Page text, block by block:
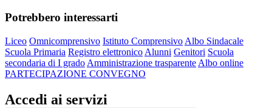
Potrebbero interessarti
Liceo Omnicomprensivo Istituto Comprensivo Albo Sindacale
Scuola Primaria Registro elettronico Alunni Genitori Scuola
secondaria di I grado Amministrazione trasparente Albo online
PARTECIPAZIONE CONVEGNO
Accedi ai servizi